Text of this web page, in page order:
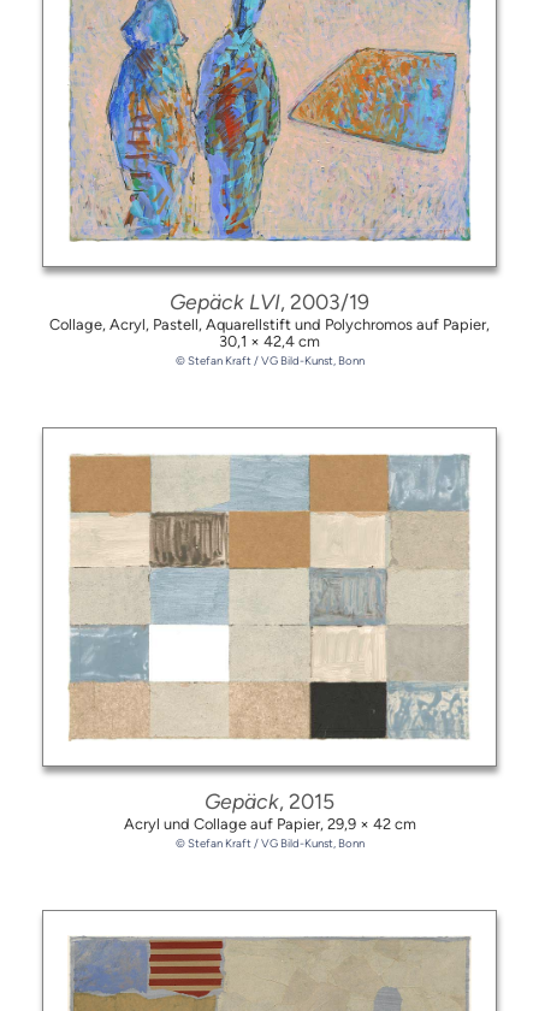
Gepäck LVI, 2003/19
Collage, Acryl, Pastell, Aquarellstift und Polychromos auf Papier,
30,1 × 42,4 cm
© Stefan Kraft / VG Bild-Kunst, Bonn
Gepäck, 2015
Acryl und Collage auf Papier, 29,9 × 42 cm
© Stefan Kraft / VG Bild-Kunst, Bonn